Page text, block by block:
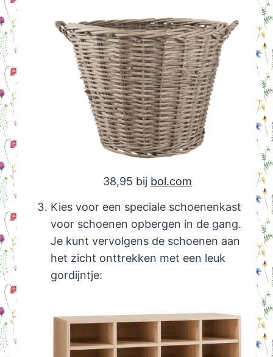
38,95 bij bol.com
Kies voor een speciale schoenenkast
voor schoenen opbergen in de gang.
Je kunt vervolgens de schoenen aan
het zicht onttrekken met een leuk
gordijntje: